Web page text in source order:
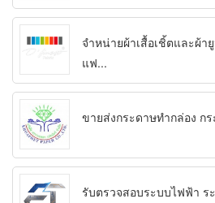
จำหน่ายผ้าเสื้อเชิ้ตและผ้
แฟ...
ขายส่งกระดาษทำกล่อง ก
รับตรวจสอบระบบไฟฟ้า ร